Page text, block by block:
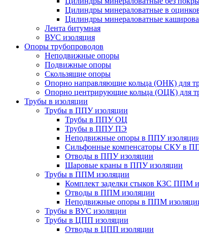
Цилиндры минераловатные в
Цилиндры минераловатные
Лента битумная
ВУС изоляция
Опоры трубопроводов
Неподвижные опоры
Подвижные опоры
Скользящие опоры
Опорно направляющие кольца (ОНК) для
Опорно центрирующие кольца (ОЦК) для
Трубы в изоляции
Трубы в ППУ изоляции
Трубы в ППУ ОЦ
Трубы в ППУ ПЭ
Неподвижные опоры в ППУ
Сильфонные компенсаторы СКУ в
Отводы в ППУ изоляции
Шаровые краны в ППУ изоляции
Трубы в ППМ изоляции
Комплект заделки стыков КЗС ППМ
Отводы в ППМ изоляции
Неподвижные опоры в ППМ
Трубы в ВУС изоляции
Трубы в ЦПП изоляции
Отводы в ЦПП изоляции